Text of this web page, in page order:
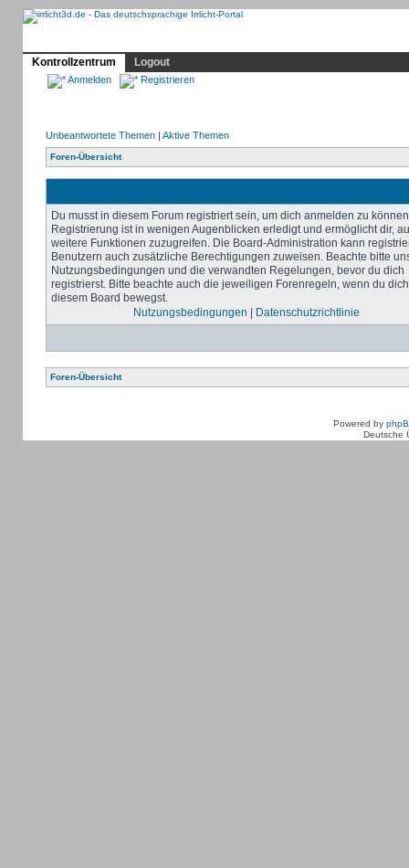
Kontrollzentrum
Logout
Anmelden Registrieren
Unbeantwortete Themen| Aktive Themen
Foren-Übersicht
Du musst in diesem Forum registriert sein, um dich anmelden zu
Registrierung ist in wenigen Augenblicken erledigt und ermöglicht dir,
weitere Funktionen zuzugreifen. Die Board-Administration kann
Benutzern auch zusätzliche Berechtigungen zuweisen. Beachte bitte
Nutzungsbedingungen und die verwandten Regelungen, bevor du dich
registrierst. Bitte beachte auch die jeweiligen Forenregeln, wenn du
diesem Board bewegst.
Nutzungsbedingungen
Datenschutzrichtlinie
Foren-Übersicht
Powered by
Deutsche